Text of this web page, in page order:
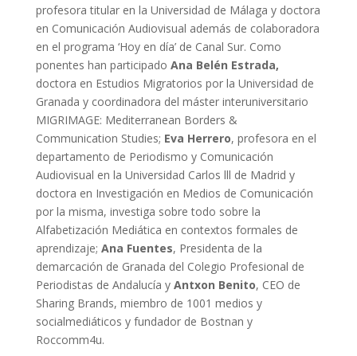
profesora titular en la Universidad de Málaga y doctora
en Comunicación Audiovisual además de colaboradora
en el programa ‘Hoy en día’ de Canal Sur. Como
ponentes han participado Ana Belén Estrada,
doctora en Estudios Migratorios por la Universidad de
Granada y coordinadora del máster interuniversitario
MIGRIMAGE: Mediterranean Borders &
Communication Studies; Eva Herrero, profesora en el
departamento de Periodismo y Comunicación
Audiovisual en la Universidad Carlos lll de Madrid y
doctora en Investigación en Medios de Comunicación
por la misma, investiga sobre todo sobre la
Alfabetización Mediática en contextos formales de
aprendizaje; Ana Fuentes, Presidenta de la
demarcación de Granada del Colegio Profesional de
Periodistas de Andalucía y Antxon Benito, CEO de
Sharing Brands, miembro de 1001 medios y
socialmediáticos y fundador de Bostnan y
Roccomm4u.